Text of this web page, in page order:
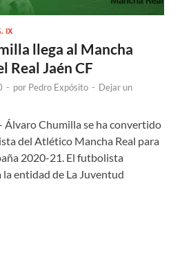
IX
llega al Mancha
Real Jaén CF
- por Pedro Expósito - Dejar un
Álvaro Chumilla se ha convertido
del Atlético Mancha Real para
2020-21. El futbolista
la entidad de La Juventud